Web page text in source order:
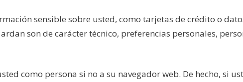
sensible sobre usted, como tarjetas de crédito o
son de carácter técnico, preferencias personales,
como persona si no a su navegador web. De hecho, si